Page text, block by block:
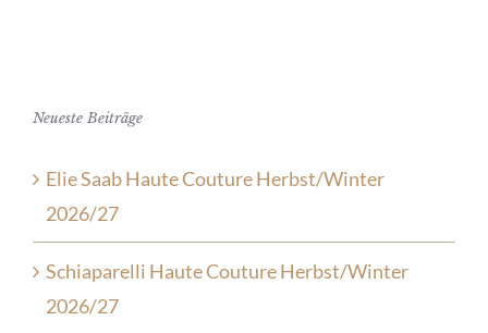
Neueste Beiträge
Elie Saab Haute Couture Herbst/Winter
2026/27
Schiaparelli Haute Couture Herbst/Winter
2026/27